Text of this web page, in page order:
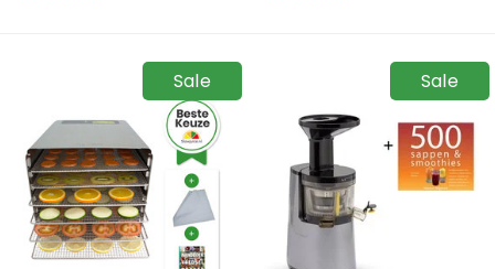
Sale Sale